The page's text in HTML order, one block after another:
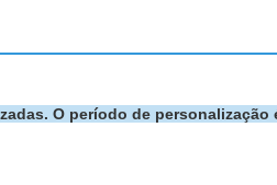
O período de personalização